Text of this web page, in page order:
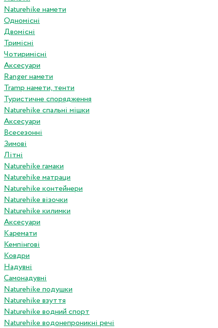
Naturehike намети
Одномісні
Двомісні
Тримісні
Чотиримісні
Аксесуари
Ranger намети
Tramp намети, тенти
Туристичне спорядження
Naturehike спальні мішки
Аксесуари
Всесезонні
Зимові
Літні
Naturehike гамаки
Naturehike матраци
Naturehike контейнери
Naturehike візочки
Naturehike килимки
Аксесуари
Каремати
Кемпінгові
Ковдри
Надувні
Самонадувні
Naturehike подушки
Naturehike взуття
Naturehike водний спорт
Naturehike водонепроникні речі